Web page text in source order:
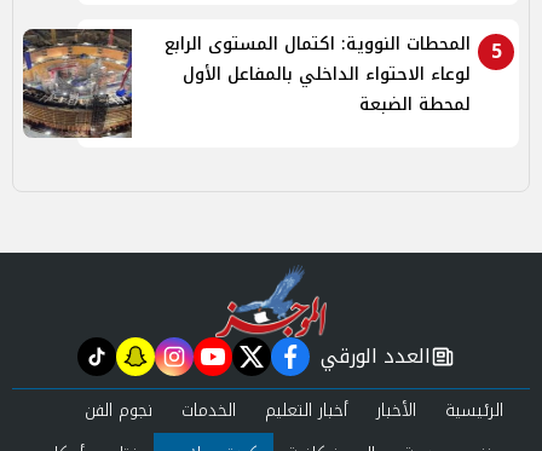
5
المحطات النووية: اكتمال المستوى الرابع
لوعاء الاحتواء الداخلي بالمفاعل الأول
لمحطة الضبعة
newspaper
العدد الورقي facebook
twitter
youtube
instagram
snapchat
tiktok
الرئيسية الأخبار أخبار التعليم الخدمات
نجوم الفن